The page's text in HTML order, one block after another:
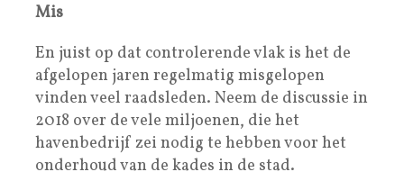
Mis
En juist op dat controlerende vlak is het de
afgelopen jaren regelmatig misgelopen
vinden veel raadsleden. Neem de discussie in
2018 over de vele miljoenen, die het
havenbedrijf zei nodig te hebben voor het
onderhoud van de kades in de stad.